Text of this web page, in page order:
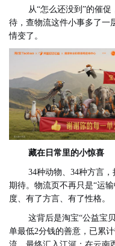
从“怎么还没到”的催
待，查物流这件小事多了一
情变了。
藏在日常里的小惊喜
34种动物、34种方言
期待。物流页不再只是“运
度、有了方言、有了性格。
这背后是淘宝“公益宝
单最低2分钱的善意，已累